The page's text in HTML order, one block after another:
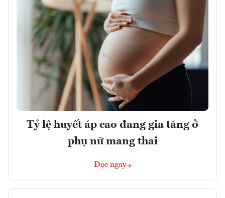
Tỷ lệ huyết áp cao đang gia tăng ở
phụ nữ mang thai
Đọc ngay